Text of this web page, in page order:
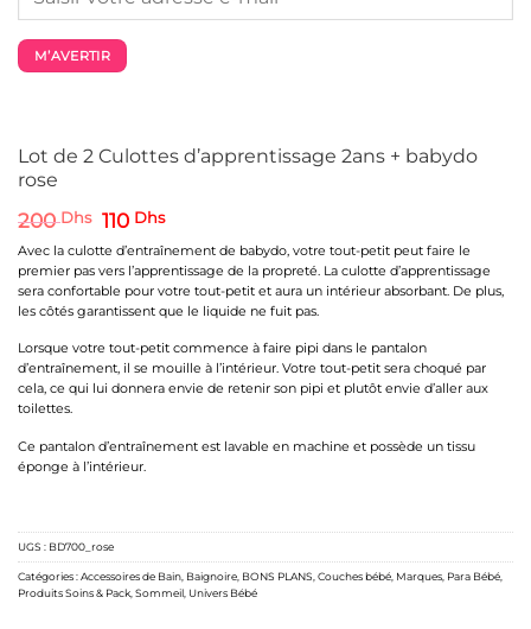
Lot de 2 Culottes d’apprentissage 2ans + babydo
rose
200Dhs Le
initial
était :
200 Dhs.
110 DhsLe
actuel
est :
110 Dhs.
Avec la culotte d’entraînement de babydo, votre tout-petit peut faire le
premier pas vers l’apprentissage de la propreté. La culotte d’apprentissage
sera confortable pour votre tout-petit et aura un intérieur absorbant. De plus,
les côtés garantissent que le liquide ne fuit pas.
Lorsque votre tout-petit commence à faire pipi dans le pantalon
d’entraînement, il se mouille à l’intérieur. Votre tout-petit sera choqué par
cela, ce qui lui donnera envie de retenir son pipi et plutôt envie d’aller aux
toilettes.
Ce pantalon d’entraînement est lavable en machine et possède un tissu
éponge à l’intérieur.
M’AVERTIR
UGS : BD700_rose
Catégories :Accessoires de Bain Baignoire BONS PLANS Couches bébé Marques Para Bébé
Produits Soins & Pack Sommeil Univers Bébé